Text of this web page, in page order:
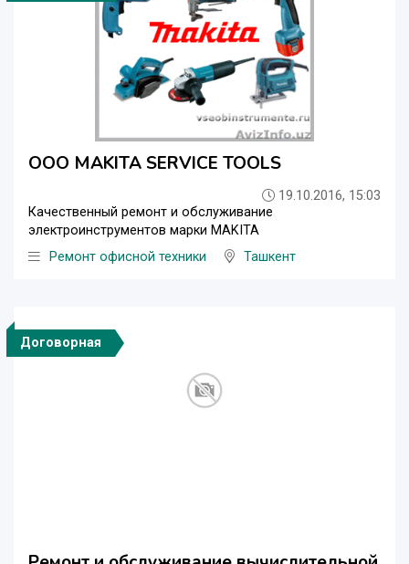
OOO MAKITA SERVICE TOOLS
19.10.2016, 15:03
Качественный ремонт и обслуживание
электроинструментов марки MAKITA
Ремонт офисной техники
Ташкент
Договорная